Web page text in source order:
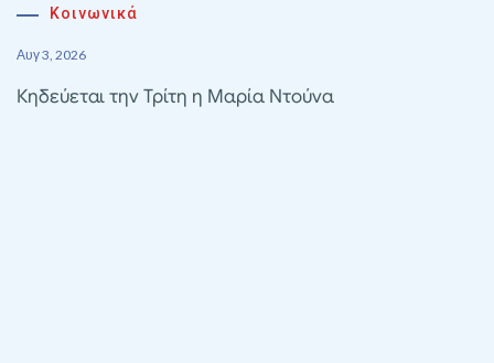
Κοινωνικά
Αυγ 3, 2026
Κηδεύεται την Τρίτη η Μαρία Ντούνα